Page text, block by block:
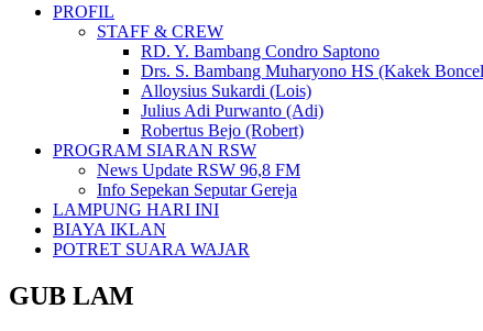
PROFIL
STAFF & CREW
RD. Y. Bambang Condro Saptono
Drs. S. Bambang Muharyono HS (Kakek
Alloysius Sukardi (Lois)
Julius Adi Purwanto (Adi)
Robertus Bejo (Robert)
PROGRAM SIARAN RSW
News Update RSW 96,8 FM
Info Sepekan Seputar Gereja
LAMPUNG HARI INI
BIAYA IKLAN
POTRET SUARA WAJAR
GUB LAM